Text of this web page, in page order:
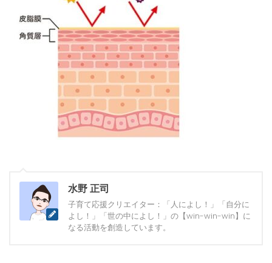
水野 正司
子育て応援クリエイター：「人によし！」「自分に
よし！」「世の中によし！」の【win-win-win】に
なる活動を創造しています。